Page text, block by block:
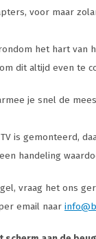
voor maar
het hart van
dit altijd even te
je snel de
is gemonteerd,
handeling
vraag het ons
email naar